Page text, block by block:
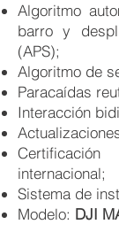
Algoritmo
barro y
(APS);
Algoritmo de
Paracaídas
Interacción
internacional;
Sistema de
Modelo: DJI